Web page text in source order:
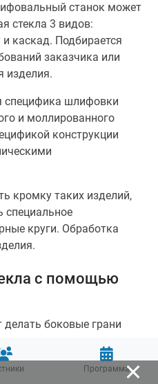
станок может
стекла 3 видов:
каскад. Подбирается
заказчика или
изделия.
специфика шлифовки
и моллированного
конструкции
кромку таких изделий,
специальное
круги. Обработка
с помощью
делать боковые грани
может
стекле, так и наПрограмма